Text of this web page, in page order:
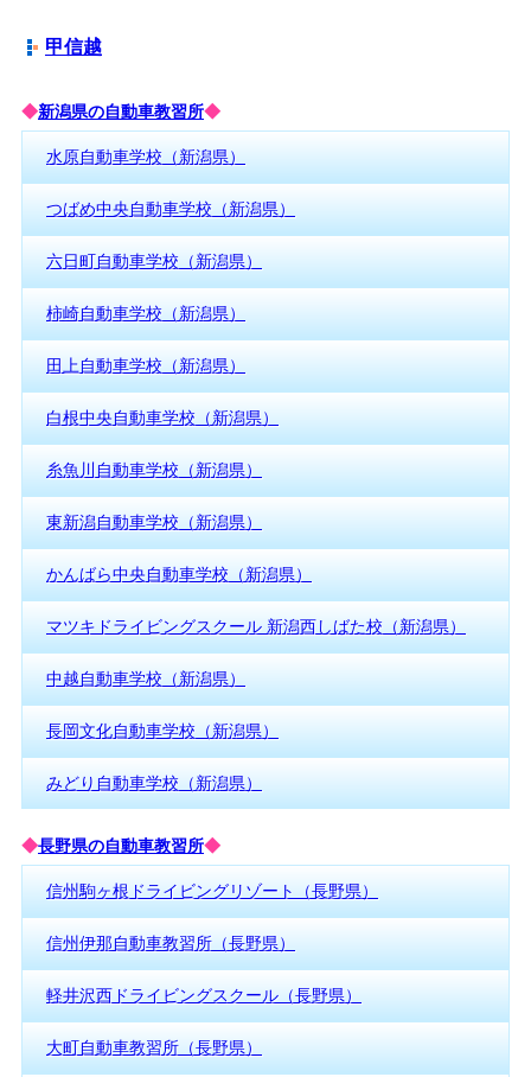
甲信越
◆新潟県の自動車教習所◆
水原自動車学校（新潟県）
つばめ中央自動車学校（新潟県）
六日町自動車学校（新潟県）
柿崎自動車学校（新潟県）
田上自動車学校（新潟県）
白根中央自動車学校（新潟県）
糸魚川自動車学校（新潟県）
東新潟自動車学校（新潟県）
かんばら中央自動車学校（新潟県）
マツキドライビングスクール 新潟西しばた校（新潟県）
中越自動車学校（新潟県）
長岡文化自動車学校（新潟県）
みどり自動車学校（新潟県）
◆長野県の自動車教習所◆
信州駒ヶ根ドライビングリゾート（長野県）
信州伊那自動車教習所（長野県）
軽井沢西ドライビングスクール（長野県）
大町自動車教習所（長野県）